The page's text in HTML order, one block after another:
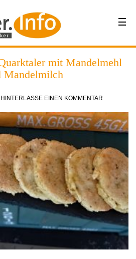
mit Mandelmehl
Mandelmilch
HINTERLASSE EINEN KOMMENTAR